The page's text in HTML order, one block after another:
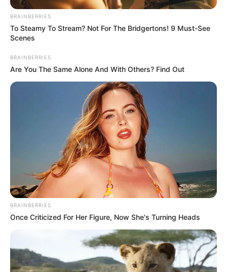
Κυβέρνηση των «ψεκασμένων» με ψέματα
και γελοιότητες!
Τρίτη, 6 Σεπτεμβρίου 2022, 0:29
Βρέθηκε υδάτινος
εξωπλανήτης – Είναι
καλυμμένος από έναν βαθύ
Πως οι αξιωματούχοι της
δημόσιας υγείας κατάντησαν
«διεστραμμένοι» και «ηθικά
κατακριτέοι»
Το χρονικό της συγκάλυψης
του κατασκευασμένου σε
εργαστήριο ιού COVID-19
Η Ρωσία κινητοποίησε το
πυρηνικό υποβρύχιο «K-329
Belgorod» για να δοκιμάσει
την...
BRAINBERRIES
To Steamy To Stream? Not For The Bridgertons! 9 Must-See
Scenes
BRAINBERRIES
Are You The Same Alone And With Others? Find Out
BRAINBERRIES
Once Criticized For Her Figure, Now She's Turning Heads